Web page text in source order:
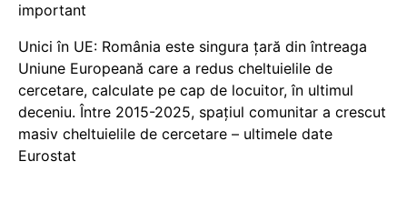
important
Unici în UE: România este singura țară din întreaga
Uniune Europeană care a redus cheltuielile de
cercetare, calculate pe cap de locuitor, în ultimul
deceniu. Între 2015-2025, spațiul comunitar a crescut
masiv cheltuielile de cercetare – ultimele date
Eurostat